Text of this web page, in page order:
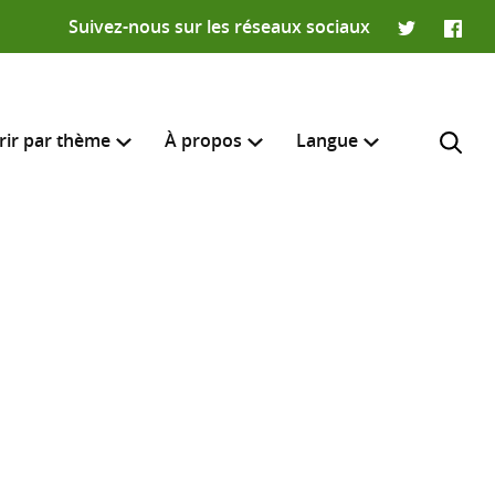
Suivez-nous sur les réseaux sociaux
Twitter
par thème À propos Langue
recherche